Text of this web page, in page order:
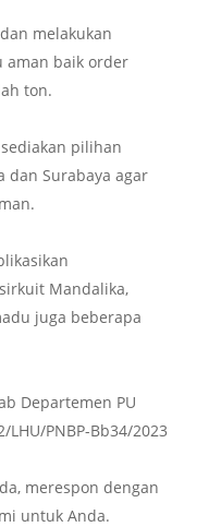
melakukan
aman baik order
ton.
pilihan
dan Surabaya agar
Mandalika,
juga beberapa
Departemen PU
PNBP-Bb34/2023
merespon dengan
untuk Anda.